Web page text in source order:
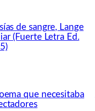
de sangre, Lange
(Fuerte Letra Ed.
que necesitaba